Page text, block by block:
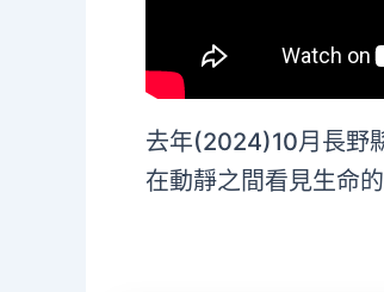
去年(2024)10月長野
在動靜之間看見生命